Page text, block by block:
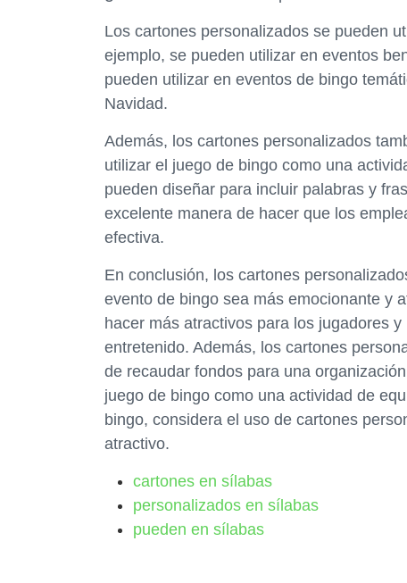
Los cartones personalizados se pueden
ejemplo, se pueden utilizar en eventos
pueden utilizar en eventos de bingo
Navidad.
Además, los cartones personalizados
utilizar el juego de bingo como una
pueden diseñar para incluir palabras y
excelente manera de hacer que los
efectiva.
En conclusión, los cartones
evento de bingo sea más emocionante y
hacer más atractivos para los jugadores
entretenido. Además, los cartones
de recaudar fondos para una
juego de bingo como una actividad de
bingo, considera el uso de cartones
atractivo.
cartones en sílabas
personalizados en sílabas
pueden en sílabas